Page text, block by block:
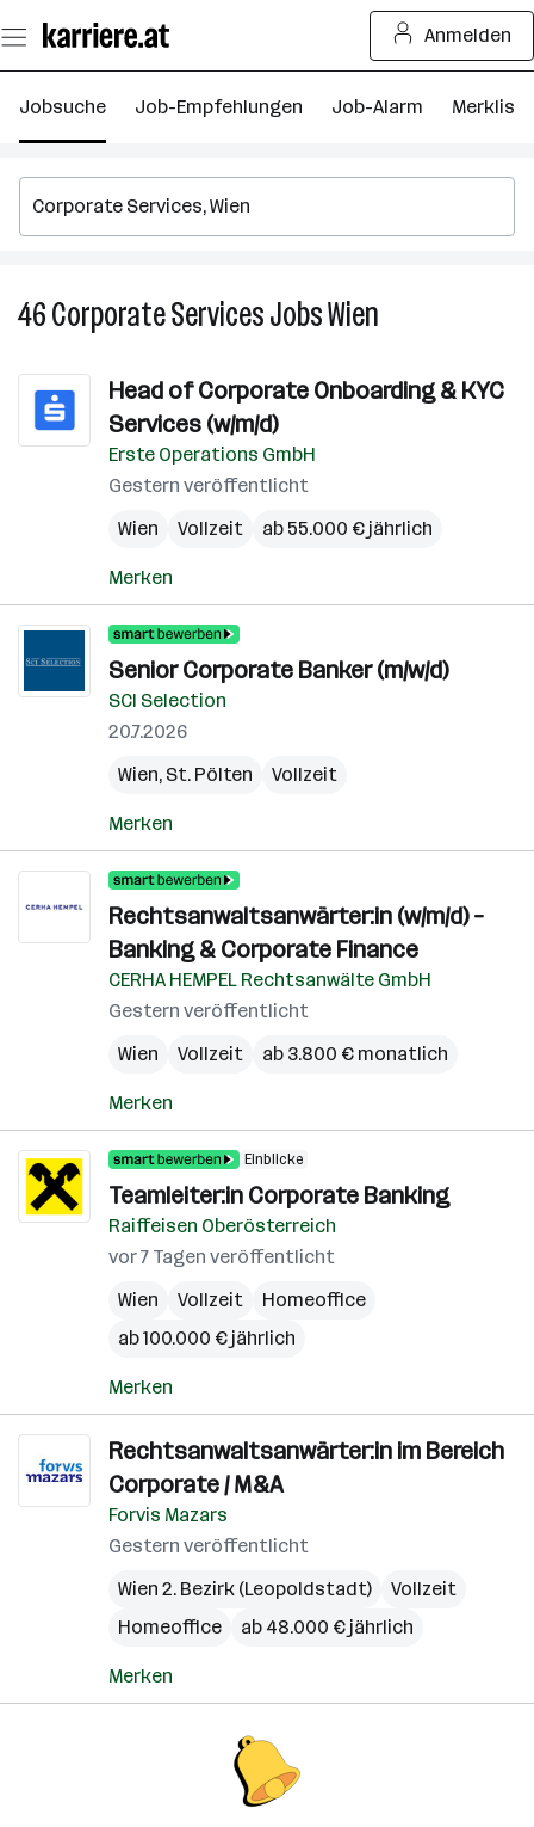
Seiteninhalt
springen
Anmelden
Jobsuche Job-Empfehlungen Job-Alarm Merkliste
46Corporate ServicesJobsWien
Jobs
Head of Corporate Onboarding & KYC
Services (w/m/d)
Erste Operations GmbH
Gestern veröffentlicht
Wien
Vollzeit ab 55.000 € jährlich
Merken
Senior Corporate Banker (m/w/d)
SCI Selection
20.7.2026
Wien, St. Pölten Vollzeit
Merken
Rechtsanwaltsanwärter:in (w/m/d) –
Banking & Corporate Finance
CERHA HEMPEL Rechtsanwälte GmbH
Gestern veröffentlicht
Wien
Vollzeit ab 3.800 € monatlich
Merken
Einblicke
Teamleiter:in Corporate Banking
Raiffeisen Oberösterreich
vor 7 Tagen veröffentlicht
Wien
Vollzeit
Homeoffice
ab 100.000 € jährlich
Merken
Rechtsanwaltsanwärter:in im Bereich
Corporate / M&A
Forvis Mazars
Gestern veröffentlicht
Wien 2. Bezirk (Leopoldstadt)
Vollzeit
Homeoffice
ab 48.000 € jährlich
Merken